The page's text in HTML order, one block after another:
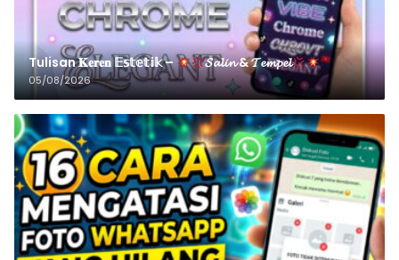
Tulisan 𝐊𝐞𝐫𝐞𝐧 𝔼𝕤𝕥𝕖𝕥𝕚𝕜 – 𝓢𝓪𝓵𝓲𝓷 & 𝓣𝓮𝓶𝓹𝓮𝓵
05/08/2026